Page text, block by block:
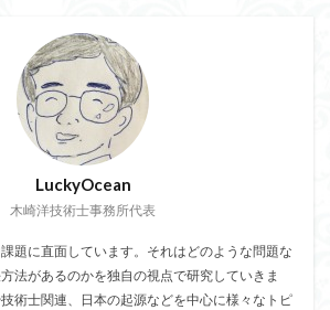
LuckyOcean
木崎洋技術士事務所代表
題に直面しています。それはどのような問題な
法があるのかを独自の視点で研究していきま
術士関連、日本の起源などを中心に様々なトピ